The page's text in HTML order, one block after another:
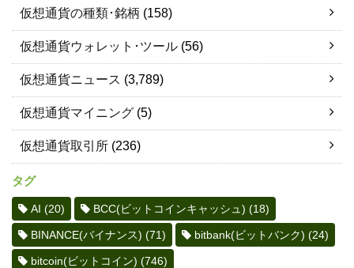
仮想通貨の種類･銘柄 (158)
仮想通貨ウォレット･ツール (56)
仮想通貨ニュース (3,789)
仮想通貨マイニング (5)
仮想通貨取引所 (236)
タグ
AI (20) BCC(ビットコインキャッシュ) (18)
BINANCE(バイナンス) (71) bitbank(ビットバンク) (24)
bitcoin(ビットコイン) (746)